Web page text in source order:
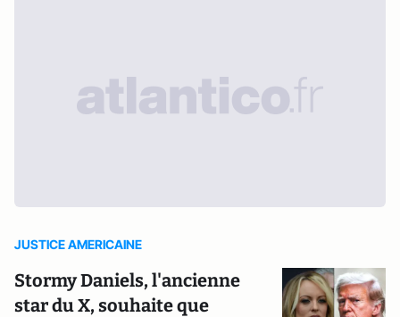
JUSTICE AMERICAINE
Stormy Daniels, l'ancienne
star du X, souhaite que